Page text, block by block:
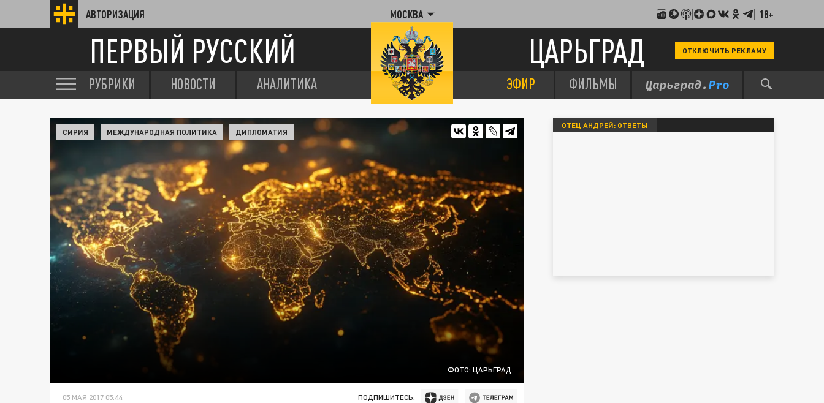
АВТОРИЗАЦИЯ МОСКВА 18+
ПЕРВЫЙ РУССКИЙ ЦАРЬГРАД ОТКЛЮЧИТЬ РЕКЛАМУ
РУБРИКИ НОВОСТИ АНАЛИТИКА ЭФИР ФИЛЬМЫ
ФОТО: ЦАРЬГРАД
СИРИЯ МЕЖДУНАРОДНАЯ ПОЛИТИКА ДИПЛОМАТИЯ
05 МАЯ 2017 05:44 ПОДПИШИТЕСЬ:
ОТЕЦ АНДРЕЙ: ОТВЕТЫ